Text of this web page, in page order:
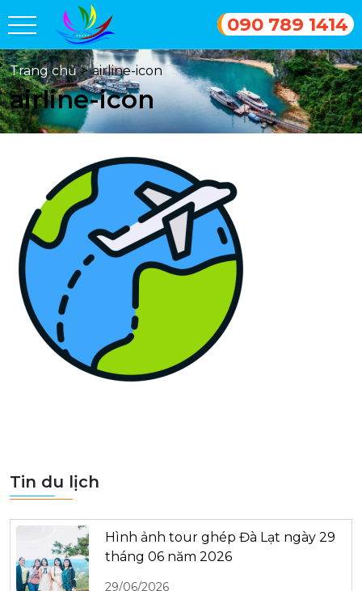
090 789 1414
Trang chủ > airline-icon
airline-icon
Tin du lịch
Hình ảnh tour ghép Đà Lạt ngày 29
tháng 06 năm 2026
29/06/2026